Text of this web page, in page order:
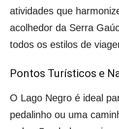
atividades que
acolhedor da Serra
todos os estilos de
Pontos Turísticos e
O Lago Negro é ideal
pedalinho ou uma